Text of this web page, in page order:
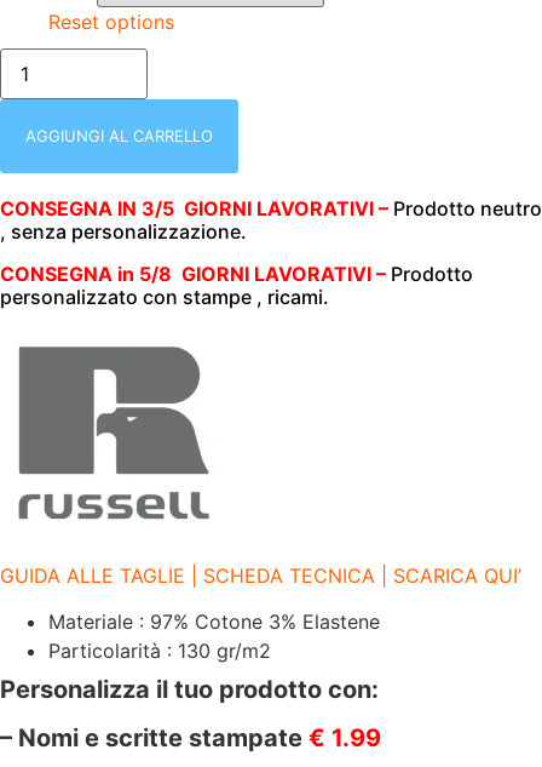
Reset options
JE947M
NERA
|
UOMO
MEZZA
|
RUSSEL
ELASTICIZZATA
|
140
quantità
AGGIUNGI AL CARRELLO
CONSEGNA IN 3/5 GIORNI LAVORATIVI – Prodotto neutro
, senza personalizzazione.
CONSEGNA in 5/8 GIORNI LAVORATIVI – Prodotto
personalizzato con stampe , ricami.
GUIDA ALLE TAGLIE | SCHEDA TECNICA | SCARICA QUI’
Materiale : 97% Cotone 3% Elastene
Particolarità : 130 gr/m2
Personalizza il tuo prodotto con:
– Nomi e scritte stampate € 1.99